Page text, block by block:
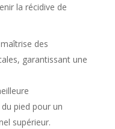
la récidive de
des
garantissant une
pied pour un
supérieur.